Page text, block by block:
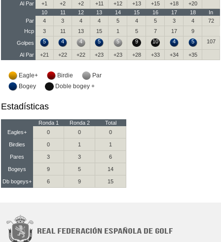
Al Par +1 +2 +2 +11 +12 +13 +15 +18
+20
10
11 12 13 14 15 16 17 18
In
Par
4 3 4 4 5 4 5 3 4
72
Hcp
3 11 13 15 1 5 7 17
9
Golpes
5 4 4 5 5 9 10 4 5 107
Al Par +21 +22 +22 +23 +23 +28 +33 +34 +35
Eagle+ Birdie
Par
Bogey
Doble bogey +
Estadísticas
Ronda 1 Ronda 2
Total
Eagles+
0 0 0
Birdies 0 1 1
Pares 3 3 6
Bogeys 9 5 14
Db bogeys+ 6 9 15